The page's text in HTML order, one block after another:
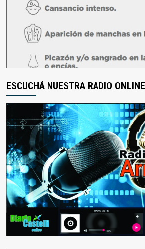
ESCUCHÁ NUESTRA RADIO ONLINE